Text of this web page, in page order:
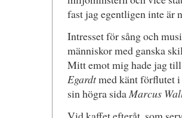
fast jag egentligen inte är
Intresset för sång och
människor med ganska
Mitt emot mig hade jag
Egardtmed känt förflutet i
sin högra sidaMarcus